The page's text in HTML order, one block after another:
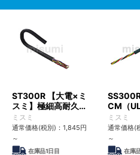
ST300R 【大電×ミ
スミ】極細高耐久ロ
ボットケーブル（シ
ールド無・有）
ミスミ
通常価格(税別)： 1,845円
～
在庫品1日目
CM（
格・
径
ミスミ
通常価格(
～
在庫